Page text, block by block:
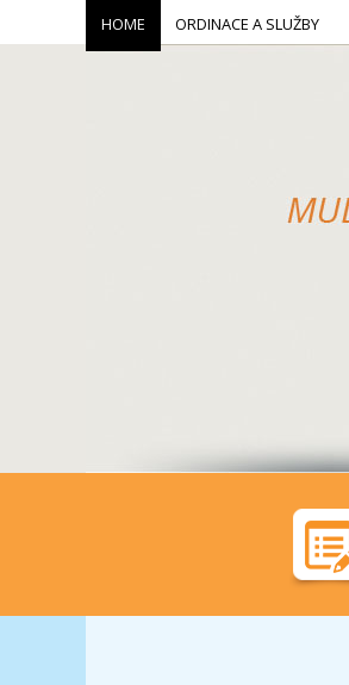
HOME ORDINACE A SLUŽBY